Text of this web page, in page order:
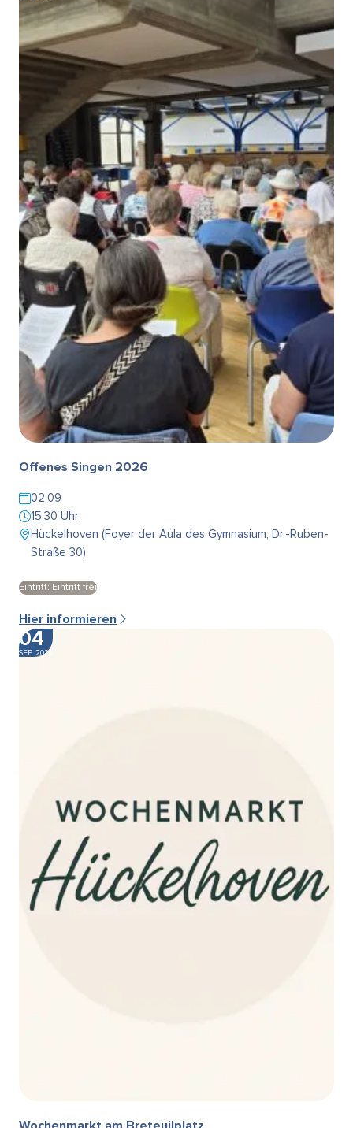
Offenes Singen 2026
02.09
15:30 Uhr
Hückelhoven (Foyer der Aula des Gymnasium, Dr.-Ruben-
Straße 30)
Eintritt: Eintritt frei
Hier informieren
04
SEP. 2026